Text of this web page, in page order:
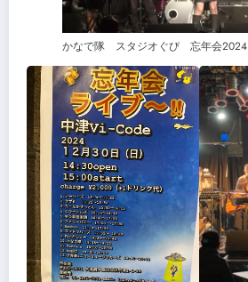
かなで隊 スタジオぐび 忘年会2024